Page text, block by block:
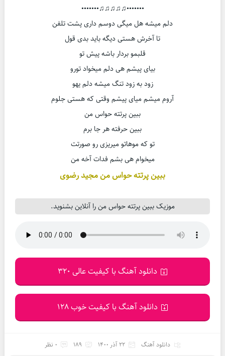
•••••••♫♫♫♫♫•••••••
دلم میشه هل میگی دوسم داری پشت تلفن
تا آخرش هستی دیگه باید بدی قول
قلبمو بردار باشه پیش تو
بیای پیشم هی دلم میخواد تورو
زود به زود تنگ میشه دلم یهو
آروم میشم میای پیشم وقتی که هستی جلوم
ببین پرتته حواس من
ببین حرفته هر جا برم
تو که موهاتو میریزی رو صورتت
میخوام هی بشم فدات آخه من
ببین پرتته حواس من مجید رضوی
موزیک ببین پرتته حواس من را آنلاین بشنوید.
دانلود آهنگ با کیفیت عالی 320
دانلود آهنگ با کیفیت خوب 128
دانلود آهنگ 22 آذر 1400 189 0 نظر